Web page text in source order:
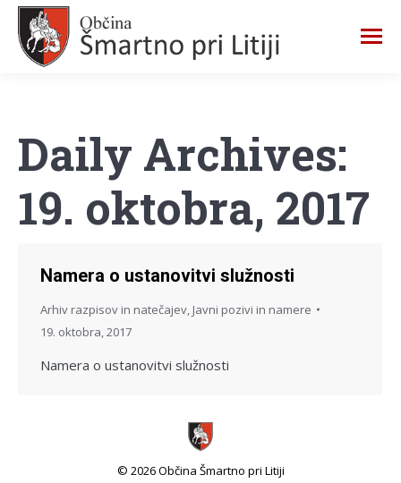
Daily Archives:
19. oktobra, 2017
Namera o ustanovitvi služnosti
Arhiv razpisov in natečajev Javni pozivi in namere
19. oktobra, 2017
Namera o ustanovitvi služnosti
© 2026 Občina Šmartno pri Litiji